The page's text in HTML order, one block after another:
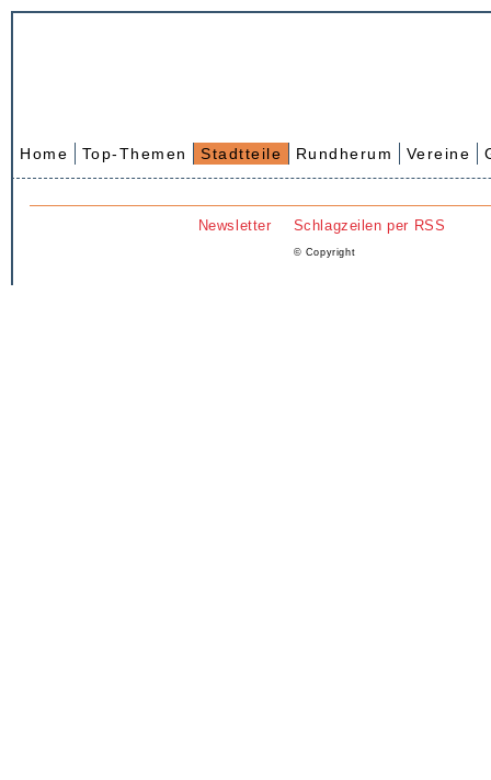
Home Top-Themen Stadtteile Rundherum Vereine
Newsletter Schlagzeilen per RSS
© Copyright